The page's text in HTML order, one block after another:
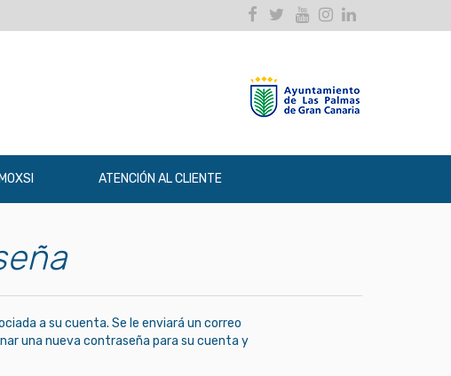
Facebook
TwitterYoutubeInstagram
Linkedin
MOXSI ATENCIÓN AL CLIENTE
a su cuenta. Se le enviará un correo
una nueva contraseña para su cuenta y